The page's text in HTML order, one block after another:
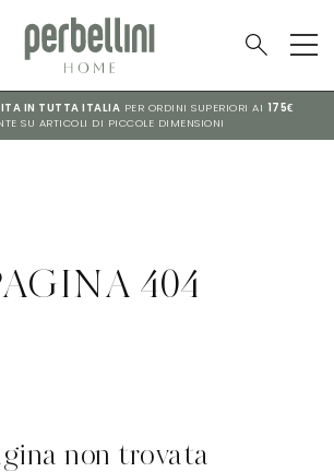
IN TUTTA ITALIA PER ORDINI SUPERIORI AI 175€
SU ARTICOLI DI PICCOLE DIMENSIONI
404
non trovata